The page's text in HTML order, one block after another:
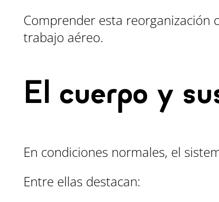
Comprender esta reorganización
trabajo aéreo.
El cuerpo y
En condiciones normales, el
Entre ellas destacan: